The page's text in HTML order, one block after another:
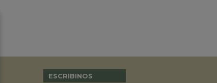
ESCRIBINOS